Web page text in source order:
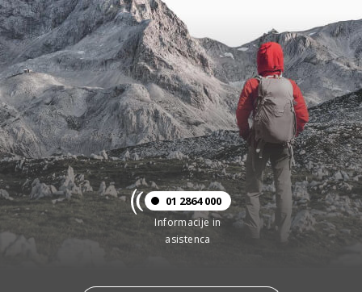
01 2864 000
Informacije in
asistenca